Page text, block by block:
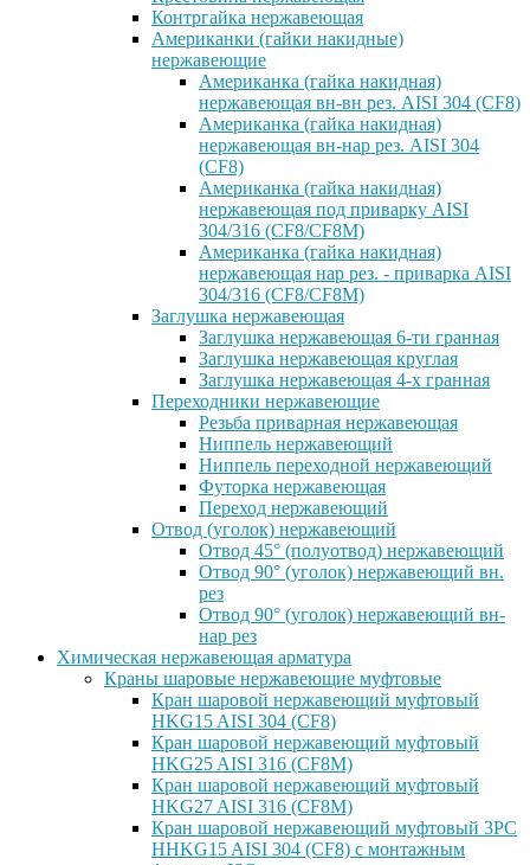
Контргайка нержавеющая
Американки (гайки накидные)
нержавеющие
Американка (гайка накидная)
нержавеющая вн-вн рез. AISI 304 (CF8)
Американка (гайка накидная)
нержавеющая вн-нар рез. AISI 304
(CF8)
Американка (гайка накидная)
нержавеющая под приварку AISI
304/316 (CF8/CF8M)
Американка (гайка накидная)
нержавеющая нар рез. - приварка AISI
304/316 (CF8/CF8M)
Заглушка нержавеющая
Заглушка нержавеющая 6-ти гранная
Заглушка нержавеющая круглая
Заглушка нержавеющая 4-х гранная
Переходники нержавеющие
Резьба приварная нержавеющая
Ниппель нержавеющий
Ниппель переходной нержавеющий
Футорка нержавеющая
Переход нержавеющий
Отвод (уголок) нержавеющий
Отвод 45° (полуотвод) нержавеющий
Отвод 90° (уголок) нержавеющий вн.
рез
Отвод 90° (уголок) нержавеющий вн-
нар рез
Химическая нержавеющая арматура
Краны шаровые нержавеющие муфтовые
Кран шаровой нержавеющий муфтовый
HKG15 AISI 304 (CF8)
Кран шаровой нержавеющий муфтовый
HKG25 AISI 316 (CF8M)
Кран шаровой нержавеющий муфтовый
HKG27 AISI 316 (CF8M)
Кран шаровой нержавеющий муфтовый 3PC
HHKG15 AISI 304 (CF8) с монтажным